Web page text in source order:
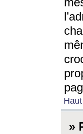
Haut
»